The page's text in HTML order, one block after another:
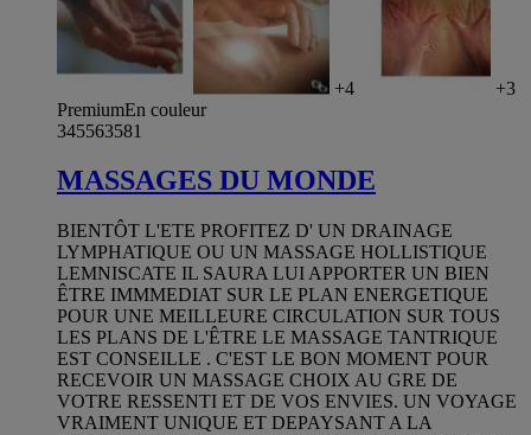
+4
+3
PremiumEn couleur
345563581
MASSAGES DU MONDE
BIENTÔT L'ETE PROFITEZ D' UN DRAINAGE
LYMPHATIQUE OU UN MASSAGE HOLLISTIQUE
LEMNISCATE IL SAURA LUI APPORTER UN BIEN
ÊTRE IMMMEDIAT SUR LE PLAN ENERGETIQUE
POUR UNE MEILLEURE CIRCULATION SUR TOUS
LES PLANS DE L'ÊTRE LE MASSAGE TANTRIQUE
EST CONSEILLE . C'EST LE BON MOMENT POUR
RECEVOIR UN MASSAGE CHOIX AU GRE DE
VOTRE RESSENTI ET DE VOS ENVIES. UN VOYAGE
VRAIMENT UNIQUE ET DEPAYSANT A LA